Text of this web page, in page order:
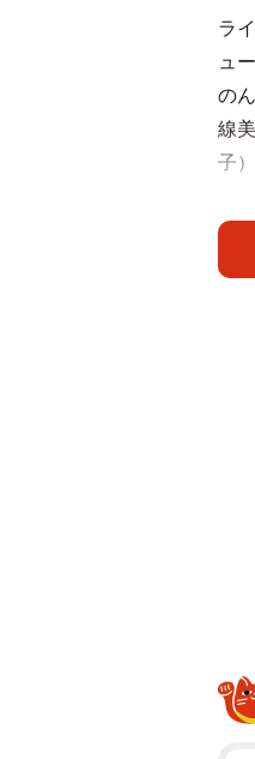
ラ
ュ
の
線
子）
初
グ